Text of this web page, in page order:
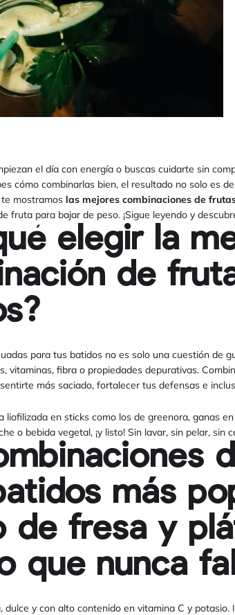
el día con energía o buscas cuidarte sin
cómo combinarlas bien, el resultado no solo es
te mostramos las mejores combinaciones de
fruta para bajar de peso. ¡Sigue leyendo y
elegir la
de
para tus batidos no es solo una cuestión de
vitaminas, fibra o propiedades depurativas.
más saciado, fortalecer tus defensas e
liofilizada en sticks como los de greenora, ganas
o bebida vegetal, ¡y listo! Sin lavar, sin pelar, sin
más
de fresa y
que nunca
dulce y con alto contenido en vitamina C y